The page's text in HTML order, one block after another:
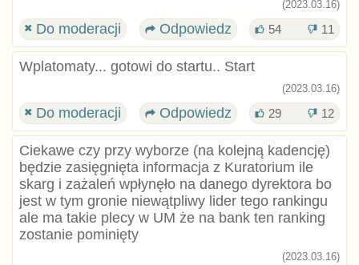
(2023.03.16)
Do moderacji Odpowiedz 54 11
Wplatomaty... gotowi do startu.. Start
(2023.03.16)
Do moderacji Odpowiedz 29 12
Ciekawe czy przy wyborze (na kolejną kadencję)
będzie zasięgnięta informacja z Kuratorium ile
skarg i zażaleń wpłynęło na danego dyrektora bo
jest w tym gronie niewątpliwy lider tego rankingu
ale ma takie plecy w UM że na bank ten ranking
zostanie pominięty
(2023.03.16)